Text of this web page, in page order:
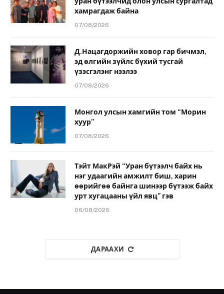
хамрагдаж байна
07/08/2026
Д.Нацагдоржийн ховор гар бичмэл,
эд өлгийн зүйлс бүхий тусгай
үзэсгэлэнг нээлээ
07/08/2026
Монгол улсын хамгийн том “Морин
хуур”
07/08/2026
Тэйт МакРэй “Уран бүтээлч байх нь
нэг удаагийн амжилт биш, харин
өөрийгөө байнга шинээр бүтээж байх
урт хугацааны үйл явц” гэв
06/08/2026
ДАРААХИ